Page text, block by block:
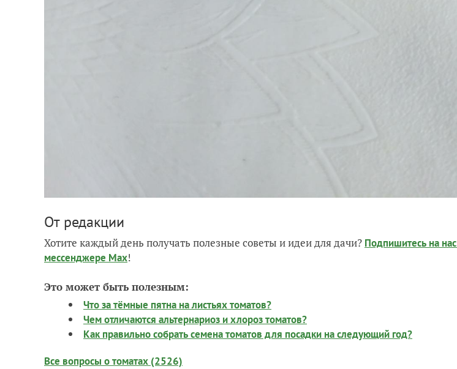
От редакции
Хотите каждый день получать полезные советы и идеи для дачи? Подпишитесь на нас
мессенджере Max!
Это может быть полезным:
Что за тёмные пятна на листьях томатов?
Чем отличаются альтернариоз и хлороз томатов?
Как правильно собрать семена томатов для посадки на следующий год?
Все вопросы о томатах (2526)